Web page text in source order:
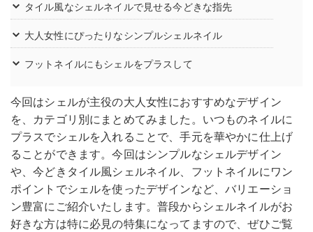
タイル風なシェルネイルで見せる今どきな指先
大人女性にぴったりなシンプルシェルネイル
フットネイルにもシェルをプラスして
今回はシェルが主役の大人女性におすすめなデザイン
を、カテゴリ別にまとめてみました。いつものネイルに
プラスでシェルを入れることで、手元を華やかに仕上げ
ることができます。今回はシンプルなシェルデザイン
や、今どきタイル風シェルネイル、フットネイルにワン
ポイントでシェルを使ったデザインなど、バリエーショ
ン豊富にご紹介いたします。普段からシェルネイルがお
好きな方は特に必見の特集になってますので、ぜひご覧